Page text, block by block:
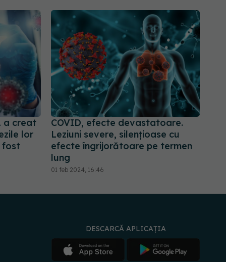
a creat
lor
fost
COVID, efecte devastatoare.
Leziuni severe, silențioase cu
efecte îngrijorătoare pe termen
lung
01 feb 2024, 16:46
DESCARCĂ APLICAȚIA